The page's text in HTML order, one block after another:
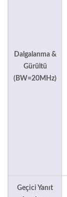
Dalgalanma &
Gürültü
(BW=20MHz)
Geçici Yanıt